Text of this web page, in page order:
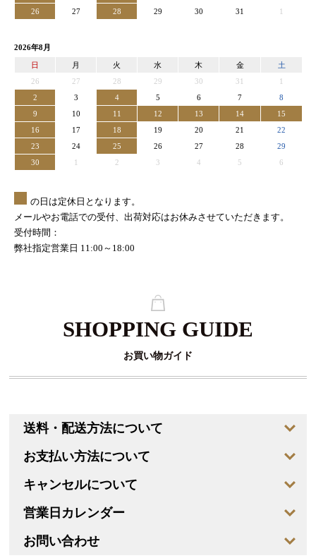
26
27 28 29 30 31 1
2026年8月
日 月 火 水 木 金
土
26
27 28 29 30 31
1
2
3 4 5 6 7
8
9
10 11 12 13 14
15
16
17 18 19 20 21
22
23
24 25 26 27 28
29
30
1 2 3 4 5 6
の日は定休日となります。
メールやお電話での受付、出荷対応はお休みさせていただきます。
受付時間：
弊社指定営業日 11:00～18:00
SHOPPING GUIDE
お買い物ガイド
送料・配送方法について
お支払い方法について
キャンセルについて
営業日カレンダー
お問い合わせ